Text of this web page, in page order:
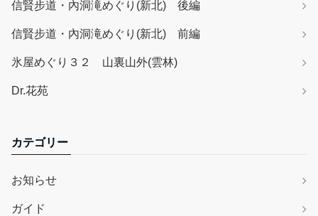
信賢步道・內洞滝めぐり(新北) 後編
信賢步道・內洞滝めぐり(新北) 前編
氷屋めぐり３２ 山裏山外(雲林)
Dr.花苑
カテゴリー
お知らせ
ガイド